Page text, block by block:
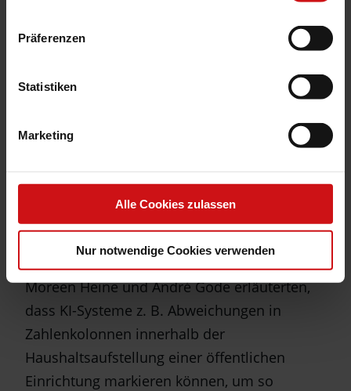
Präferenzen
Statistiken
Marketing
Alle Cookies zulassen
Nur notwendige Cookies verwenden
Zu den inhaltlichen Schwerpunkten des Joint
Aufgaben in Verwaltungen. In verschiedenen
Einsatzgebiete im Verwaltungskontext.
Moreen Heine und André Gode erläuterten,
dass KI-Systeme z. B. Abweichungen in
Zahlenkolonnen innerhalb der
Haushaltsaufstellung einer öffentlichen
Einrichtung markieren können, um so